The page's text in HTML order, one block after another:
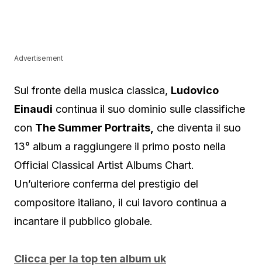
Advertisement
Sul fronte della musica classica, Ludovico
Einaudi continua il suo dominio sulle classifiche
con The Summer Portraits, che diventa il suo
13° album a raggiungere il primo posto nella
Official Classical Artist Albums Chart.
Un’ulteriore conferma del prestigio del
compositore italiano, il cui lavoro continua a
incantare il pubblico globale.
Clicca per la top ten album uk